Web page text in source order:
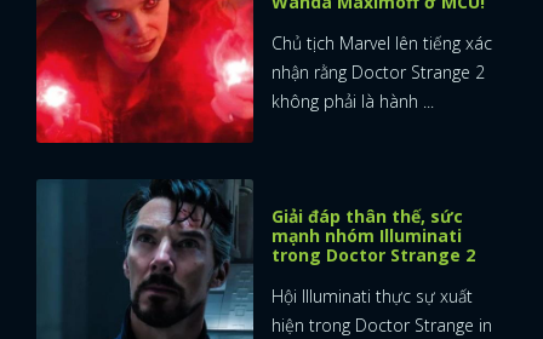
Chủ tịch Marvel lên tiếng xác
nhận rằng Doctor Strange 2
không phải là hành ...
Giải đáp thân thế, sức
mạnh nhóm Illuminati
trong Doctor Strange 2
Hội Illuminati thực sự xuất
hiện trong Doctor Strange in